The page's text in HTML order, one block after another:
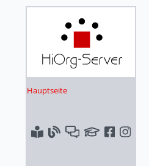
Hauptseite